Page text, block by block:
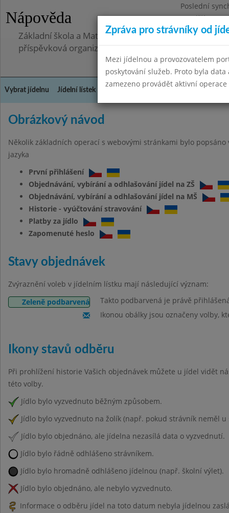
Nápověda
Poslední
Pondělí
Základní škola a Mateřská škola Telnice, okres Brno-
příspěvková organizace
Vybrat jídelnu Jídelní lístek Kontakty a informace
Obrázkový návod
Několik základních operací s webovými stránkami bylo
jazyka
První přihlášení
Objednávání, vybírání a odhlašování jídel na ZŠ
Objednávání, vybírání a odhlašování jídel na MŠ
Historie - vyúčtování stravování
Platby za jídlo
Zapomenuté heslo
Stavy objednávek
Zvýraznění voleb v jídelním lístku mají následující význam:
Zeleně podbarvená
Takto podbarvená je právě
Ikonou obálky jsou označeny volby,
Ikony stavů odběru
Při prohlížení historie Vašich objednávek můžete u jídel vidět
této volby.
Jídlo bylo vyzvednuto běžným způsobem.
Jídlo bylo vyzvednuto na žolík (např. pokud strávník neměl u
Jídlo bylo objednáno, ale jídelna nezasílá data o vyzvednutí.
Jídlo bylo řádně odhlášeno strávníkem.
Jídlo bylo hromadně odhlášeno jídelnou (např. školní výlet).
Jídlo bylo objednáno, ale nebylo vyzvednuto.
Informace o odběru jídel na toto datum nebyla jídelnou
Zpráva pro strávníky od
Mezi jídelnou a provozovatelem
poskytování služeb. Proto byla
zamezeno provádět aktivní